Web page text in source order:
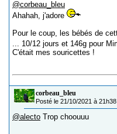
@corbeau_bleu
Ahahah, j'adore
Pour le coup, les bébés de
... 10/12 jours et 146g pour
C'était mes souricettes !
corbeau_bleu
Posté le 21/10/2021 à 21h38
@alecto Trop choouuu